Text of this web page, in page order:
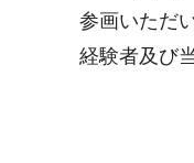
参画いただ
経験者及び